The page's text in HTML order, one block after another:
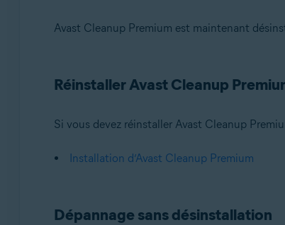
Avast Cleanup Premium est maintenant
Réinstaller Avast Cleanup
Si vous devez réinstaller Avast Cleanup
Installation d’Avast Cleanup Premium
Dépannage sans désinstallation